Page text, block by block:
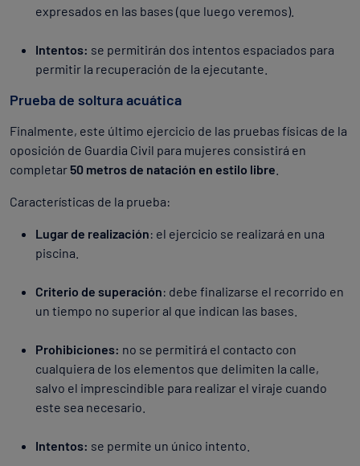
expresados en las bases (que luego veremos).
Intentos: se permitirán dos intentos espaciados para
permitir la recuperación de la ejecutante.
Prueba de soltura acuática
Finalmente, este último ejercicio de las pruebas físicas de la
oposición de Guardia Civil para mujeres consistirá en
completar 50 metros de natación en estilo libre
Características de la prueba:
Lugar de realización: el ejercicio se realizará en una
piscina.
Criterio de superación: debe finalizarse el recorrido en
un tiempo no superior al que indican las bases.
Prohibiciones: no se permitirá el contacto con
cualquiera de los elementos que delimiten la calle,
salvo el imprescindible para realizar el viraje cuando
este sea necesario.
Intentos: se permite un único intento.